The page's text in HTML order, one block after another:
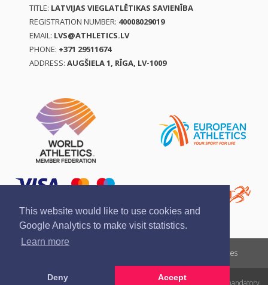
This website would like to use cookies and
Google Analytics to make visit statistics.
Learn more
Deny Accept
TITLE: LATVIJAS VIEGLATLĒTIKAS SAVIENĪBA
REGISTRATION NUMBER: 40008029019
EMAIL: LVS@ATHLETICS.LV
PHONE: +371 29511674
ADDRESS: AUGŠIELA 1, RĪGA, LV-1009
Terms of services